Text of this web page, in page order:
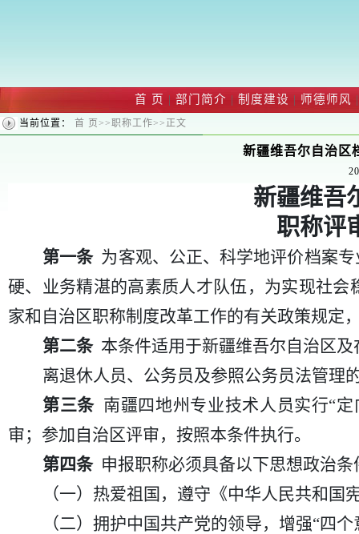
首 页 | 部门简介 | 制度建设 | 师德师风 |
当前位置： 首 页>>职称工作>>正文
新疆维吾尔自治区
新疆维吾
职称评
第一条为客观、公正、科学地评价档案
硬、业务精湛的高素质人才队伍，为实现社
家和自治区职称制度改革工作的有关政策规定
第二条本条件适用于新疆维吾尔自治区及
离退休人员、公务员及参照公务员法管理
第三条南疆四地州专业技术人员实行“定
审；参加自治区评审，按照本条件执行。
第四条申报职称必须具备以下思想政治条
（一）热爱祖国，遵守《中华人民共和
（二）拥护中国共产党的领导，增强“四